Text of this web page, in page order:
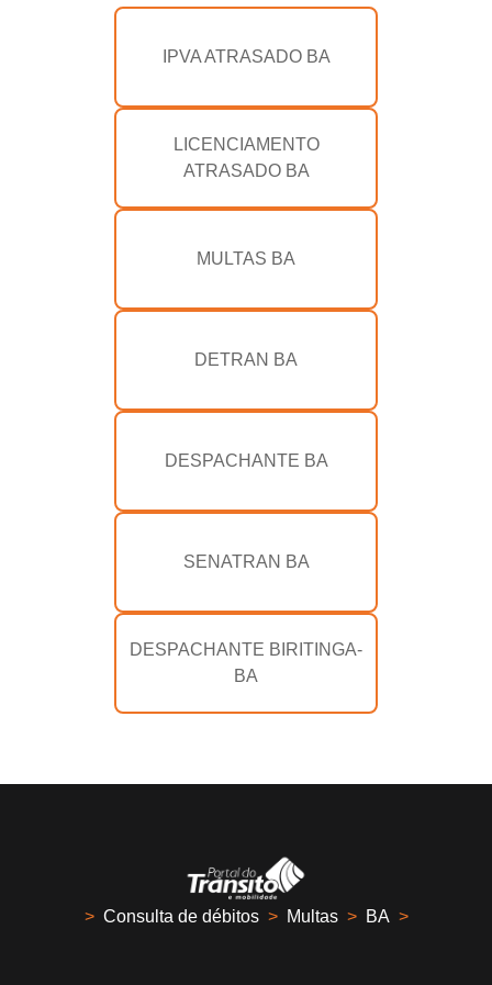
IPVA ATRASADO BA
LICENCIAMENTO
ATRASADO BA
MULTAS BA
DETRAN BA
DESPACHANTE BA
SENATRAN BA
DESPACHANTE BIRITINGA-
BA
> Consulta de débitos > Multas > BA >